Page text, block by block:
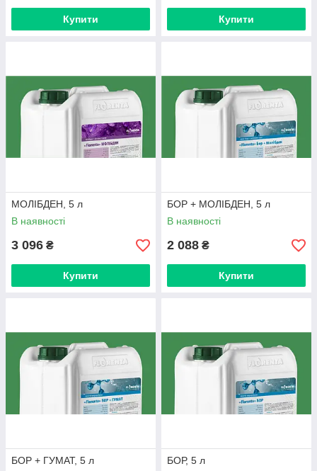
Купити Купити
МОЛІБДЕН, 5 л
В наявності
3 096 ₴
Купити
БОР + МОЛІБДЕН, 5 л
В наявності
2 088 ₴
Купити
БОР + ГУМАТ, 5 л
БОР, 5 л